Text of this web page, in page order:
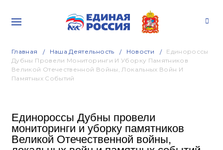
Главная Наша Деятельность Новости
Единороссы
Дубны Провели Мониторинги И Уборку Памятников
Великой Отечественной Войны, Локальных Войн И
Памятных Событий
Единороссы Дубны провели
мониторинги и уборку памятников
Великой Отечественной войны,